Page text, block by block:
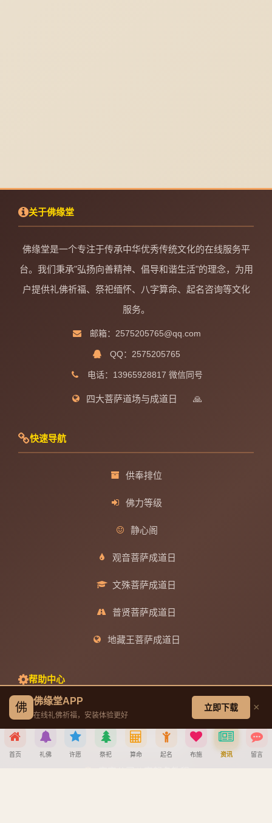
关于佛缘堂
佛缘堂是一个专注于传承中华优秀传统文化的在线服务平
台。我们秉承"弘扬向善精神、倡导和谐生活"的理念，为用
户提供礼佛祈福、祭祀缅怀、八字算命、起名咨询等文化
服务。
邮箱：2575205765@qq.com
QQ：2575205765
电话：13965928817 微信同号
四大菩萨道场与成道日 🙏
快速导航
供奉排位
佛力等级
静心阁
观音菩萨成道日
文殊菩萨成道日
普贤菩萨成道日
地藏王菩萨成道日
帮助中心
创建墓园教程
注册与找回密码教程
佛 佛缘堂APP
在线礼佛祈福，安装体验更好
立即下载 ×
首页 礼佛 许愿 祭祀 算命 起名 布施 资讯 留言